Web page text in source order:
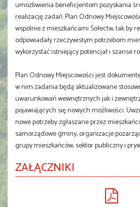
umożliwienia beneficjentom pozyskania
realizację zadań. Plan Odnowy
wspólnie z mieszkańcami Sołectw, tak by
odpowiadały rzeczywistym potrzebom
wykorzystać istniejący potencjał i szanse
Plan Odnowy Miejscowości jest
w nim zadania będą aktualizowane
uwarunkowań wewnętrznych jak i
pojawiających się nowych możliwości.
nowe potrzeby zgłaszane przez
samorządowe gminy, organizacje
grupy mieszkańców, sektor publiczny i
ZAŁĄCZNIKI